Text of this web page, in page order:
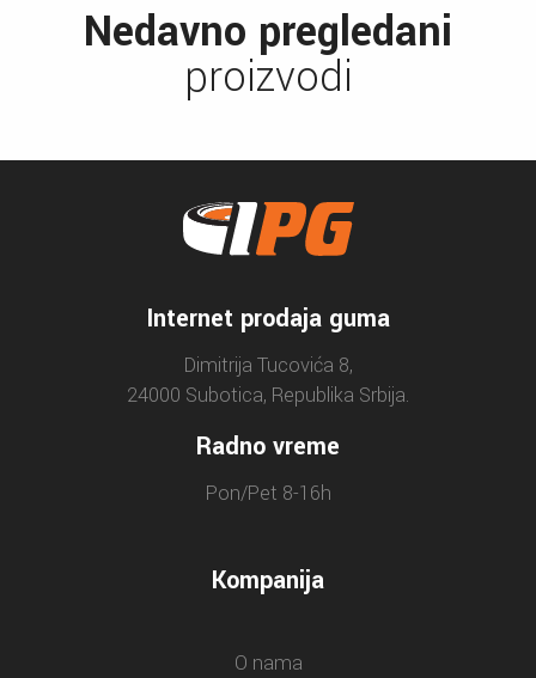
Nedavno pregledani
proizvodi
Internet prodaja guma
Dimitrija Tucovića 8,
24000 Subotica, Republika Srbija.
Radno vreme
Pon/Pet 8-16h
Kompanija
O nama